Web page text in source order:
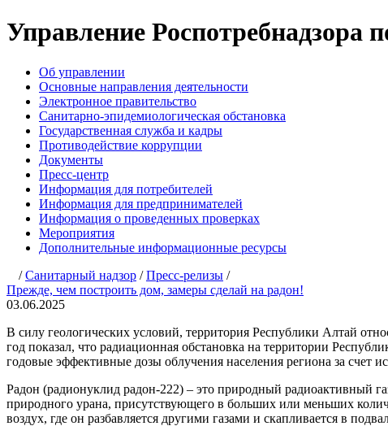
Управление Роспотребнадзора
Об управлении
Основные направления деятельности
Электронное правительство
Санитарно-эпидемиологическая обстановка
Государственная служба и кадры
Противодействие коррупции
Документы
Пресс-центр
Информация для потребителей
Информация для предпринимателей
Информация о проведенных проверках
Мероприятия
Дополнительные информационные ресурсы
/Санитарный надзор /Пресс-релизы /
Прежде, чем построить дом, замеры сделай на радон!
03.06.2025
В силу геологических условий, территория Республики Алтай
год показал, что радиационная обстановка на территории
годовые эффективные дозы облучения населения региона за счет
Радон (радионуклид радон-222) – это природный радиоактивный
природного урана, присутствующего в больших или меньших
воздух, где он разбавляется другими газами и скапливается в